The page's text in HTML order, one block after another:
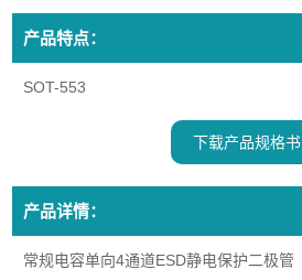
产品特点：
SOT-553
下载产品规格书
产品详情：
常规电容单向4通道ESD静电保护二极管